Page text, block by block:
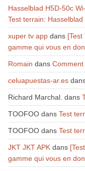
Hasselblad H5D-50c
Test terrain: Hasselblad
xuper tv appdans [Test
gamme qui vous en
Romain dans
celuapuestas-ar.es
Richard Marchal. dans
TOOFOOdans Test
TOOFOOdans Test
JKT JKT APKdans
gamme qui vous en